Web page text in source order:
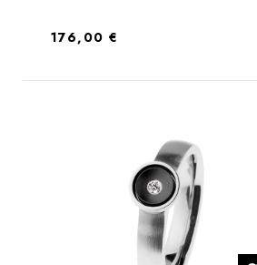
Regulärer Preis:
176,00 €